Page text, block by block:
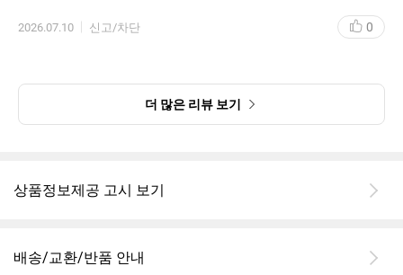
2026.07.10 신고/차단 0
더 많은 리뷰 보기
상품정보제공 고시 보기
배송/교환/반품 안내